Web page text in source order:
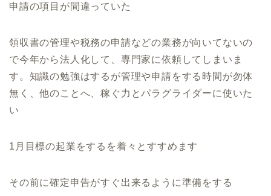
申請の項目が間違っていた
領収書の管理や税務の申請などの業務が向いてないの
で今年から法人化して、専門家に依頼してしまいま
す。知識の勉強はするが管理や申請をする時間が勿体
無く、他のことへ、稼ぐ力とパラグライダーに使いた
い
1月目標の起業をするを着々とすすめます
その前に確定申告がすぐ出来るように準備をする